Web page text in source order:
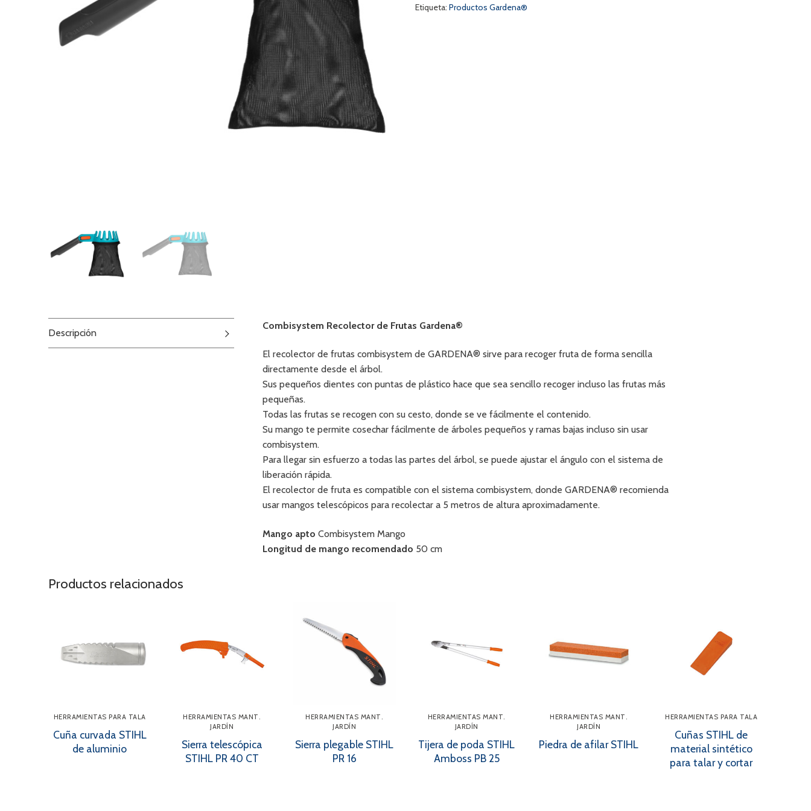
Servicio Técnico
Búsqueda
de
productos
Etiqueta: Productos Gardena®
Descripción
Combisystem Recolector de Frutas Gardena®
El recolector de frutas combisystem de GARDENA® sirve para recoger fruta de forma sencilla
directamente desde el árbol.
Sus pequeños dientes con puntas de plástico hace que sea sencillo recoger incluso las frutas más
pequeñas.
Todas las frutas se recogen con su cesto, donde se ve fácilmente el contenido.
Su mango te permite cosechar fácilmente de árboles pequeños y ramas bajas incluso sin usar
combisystem.
Para llegar sin esfuerzo a todas las partes del árbol, se puede ajustar el ángulo con el sistema de
liberación rápida.
El recolector de fruta es compatible con el sistema combisystem, donde GARDENA® recomienda
usar mangos telescópicos para recolectar a 5 metros de altura aproximadamente.
Mango apto Combisystem Mango
Longitud de mango recomendado 50 cm
Productos relacionados
HERRAMIENTAS PARA TALA
Cuña curvada STIHL
de aluminio
HERRAMIENTAS MANT.
JARDÍN
Sierra telescópica
STIHL PR 40 CT
HERRAMIENTAS MANT.
JARDÍN
Sierra plegable STIHL
PR 16
HERRAMIENTAS MANT.
JARDÍN
Tijera de poda STIHL
Amboss PB 25
HERRAMIENTAS MANT.
JARDÍN
Piedra de afilar STIHL
HERRAMIENTAS PARA TALA
Cuñas STIHL de
material sintético
para talar y cortar